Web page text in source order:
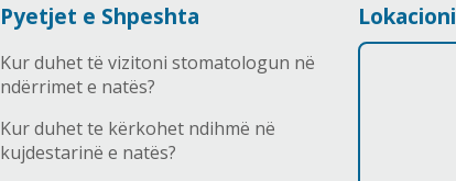
Pyetjet e Shpeshta
Kur duhet të vizitoni stomatologun në
ndërrimet e natës?
Kur duhet te kërkohet ndihmë në
kujdestarinë e natës?
Lokacioni